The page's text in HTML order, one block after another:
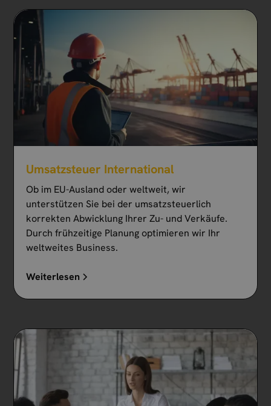
Umsatzsteuer International
Ob im EU-Ausland oder weltweit, wir
unterstützen Sie bei der umsatzsteuerlich
korrekten Abwicklung Ihrer Zu- und Verkäufe.
Durch frühzeitige Planung optimieren wir Ihr
weltweites Business.
Weiterlesen